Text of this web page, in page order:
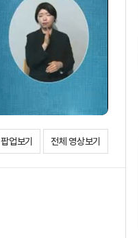
팝업보기 전체 영상보기